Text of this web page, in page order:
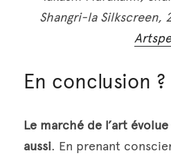
Shangri-la Silkscreen,
En conclusion ?
Le marché de l’art
aussi. En prenant